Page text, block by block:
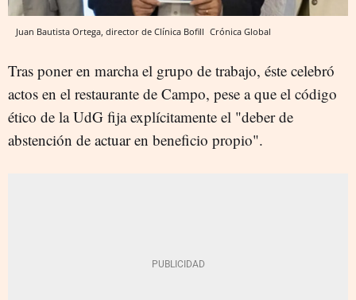
Juan Bautista Ortega, director de Clínica Bofill Crónica Global
Tras poner en marcha el grupo de trabajo, éste celebró
actos en el restaurante de Campo, pese a que el código
ético de la UdG fija explícitamente el "deber de
abstención de actuar en beneficio propio".